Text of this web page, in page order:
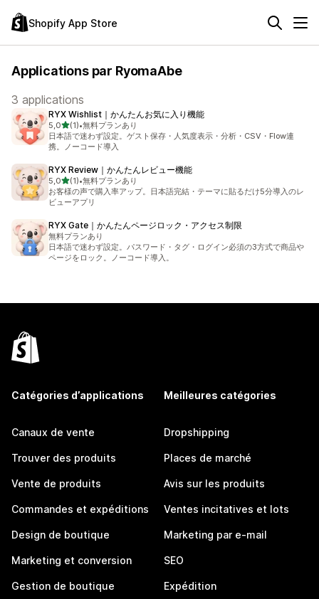
Shopify App Store
Applications par RyomaAbe
3 applications
RYX Wishlist｜かんたんお気に入り機能
5,0étoile(s) sur 5
(1)
1 avis au total
•無料プランあり
日本語で迷わず設定。ゲスト保存・人気度表示・分析・CSV・Flow連
携。ノーコード導入
RYX Review｜かんたんレビュー機能
5,0étoile(s) sur 5
(1)
1 avis au total
•無料プランあり
お客様の声で購入率アップ。日本語完結・テーマに貼るだけ5分導入のレ
ビューアプリ
RYX Gate｜かんたんページロック・アクセス制限
無料プランあり
日本語で迷わず設定。パスワード・タグ・ログイン必須の3方式で商品や
ページをロック。ノーコード導入。
Catégories d’applications
Canaux de vente
Trouver des produits
Vente de produits
Commandes et expéditions
Design de boutique
Marketing et conversion
Gestion de boutique
Meilleures catégories
Dropshipping
Places de marché
Avis sur les produits
Ventes incitatives et lots
Marketing par e-mail
SEO
Expédition